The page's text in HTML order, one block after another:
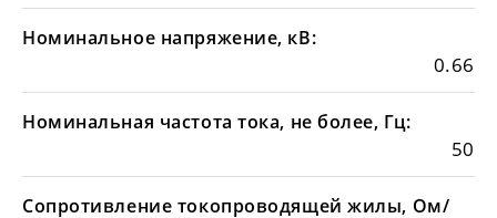
Номинальное напряжение, кВ:
0.66
Номинальная частота тока, не более, Гц:
50
Сопротивление токопроводящей жилы, Ом/